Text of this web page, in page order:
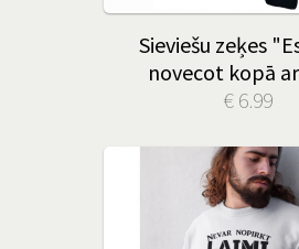
Sieviešu zeķes
novecot kopā
€ 6.99